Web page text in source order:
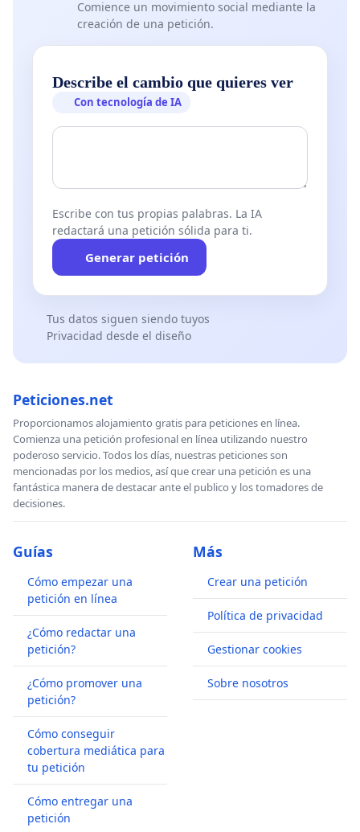
Comience un movimiento social mediante la
creación de una petición.
Describe el cambio que quieres ver
Con tecnología de IA
Escribe con tus propias palabras. La IA
redactará una petición sólida para ti.
Generar petición
Tus datos siguen siendo tuyos
Privacidad desde el diseño
Peticiones.net
Proporcionamos alojamiento gratis para peticiones en línea.
Comienza una petición profesional en línea utilizando nuestro
poderoso servicio. Todos los días, nuestras peticiones son
mencionadas por los medios, así que crear una petición es una
fantástica manera de destacar ante el publico y los tomadores de
decisiones.
Guías
Cómo empezar una
petición en línea
¿Cómo redactar una
petición?
¿Cómo promover una
petición?
Cómo conseguir
cobertura mediática para
tu petición
Cómo entregar una
petición
Más
Crear una petición
Política de privacidad
Gestionar cookies
Sobre nosotros